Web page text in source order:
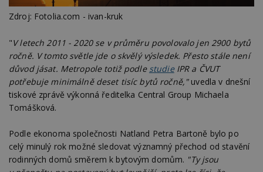
Zdroj: Fotolia.com - ivan-kruk
"V letech 2011 - 2020 se v průměru povolovalo jen 2900 bytů
ročně. V tomto světle jde o skvělý výsledek. Přesto stále není
důvod jásat. Metropole totiž podle studieIPR a ČVUT
potřebuje minimálně deset tisíc bytů ročně,"uvedla v dnešní
tiskové zprávě výkonná ředitelka Central Group Michaela
Tomášková.
Podle ekonoma společnosti Natland Petra Bartoně bylo po
celý minulý rok možné sledovat významný přechod od stavění
rodinných domů směrem k bytovým domům. "Ty jsou